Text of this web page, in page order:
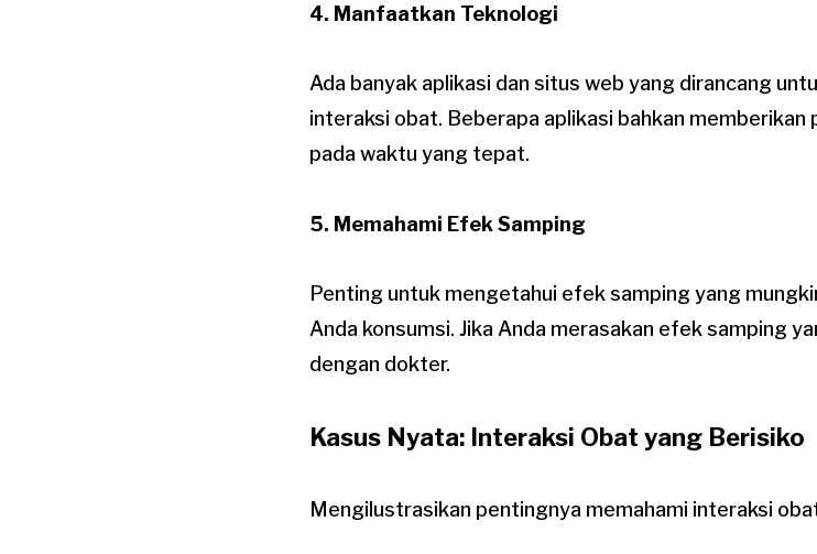
4. Manfaatkan Teknologi
Ada banyak aplikasi dan situs web yang dirancang
interaksi obat. Beberapa aplikasi bahkan
pada waktu yang tepat.
5. Memahami Efek Samping
Penting untuk mengetahui efek samping yang
Anda konsumsi. Jika Anda merasakan efek samping
dengan dokter.
Kasus Nyata: Interaksi Obat yang Berisiko
Mengilustrasikan pentingnya memahami interaksi